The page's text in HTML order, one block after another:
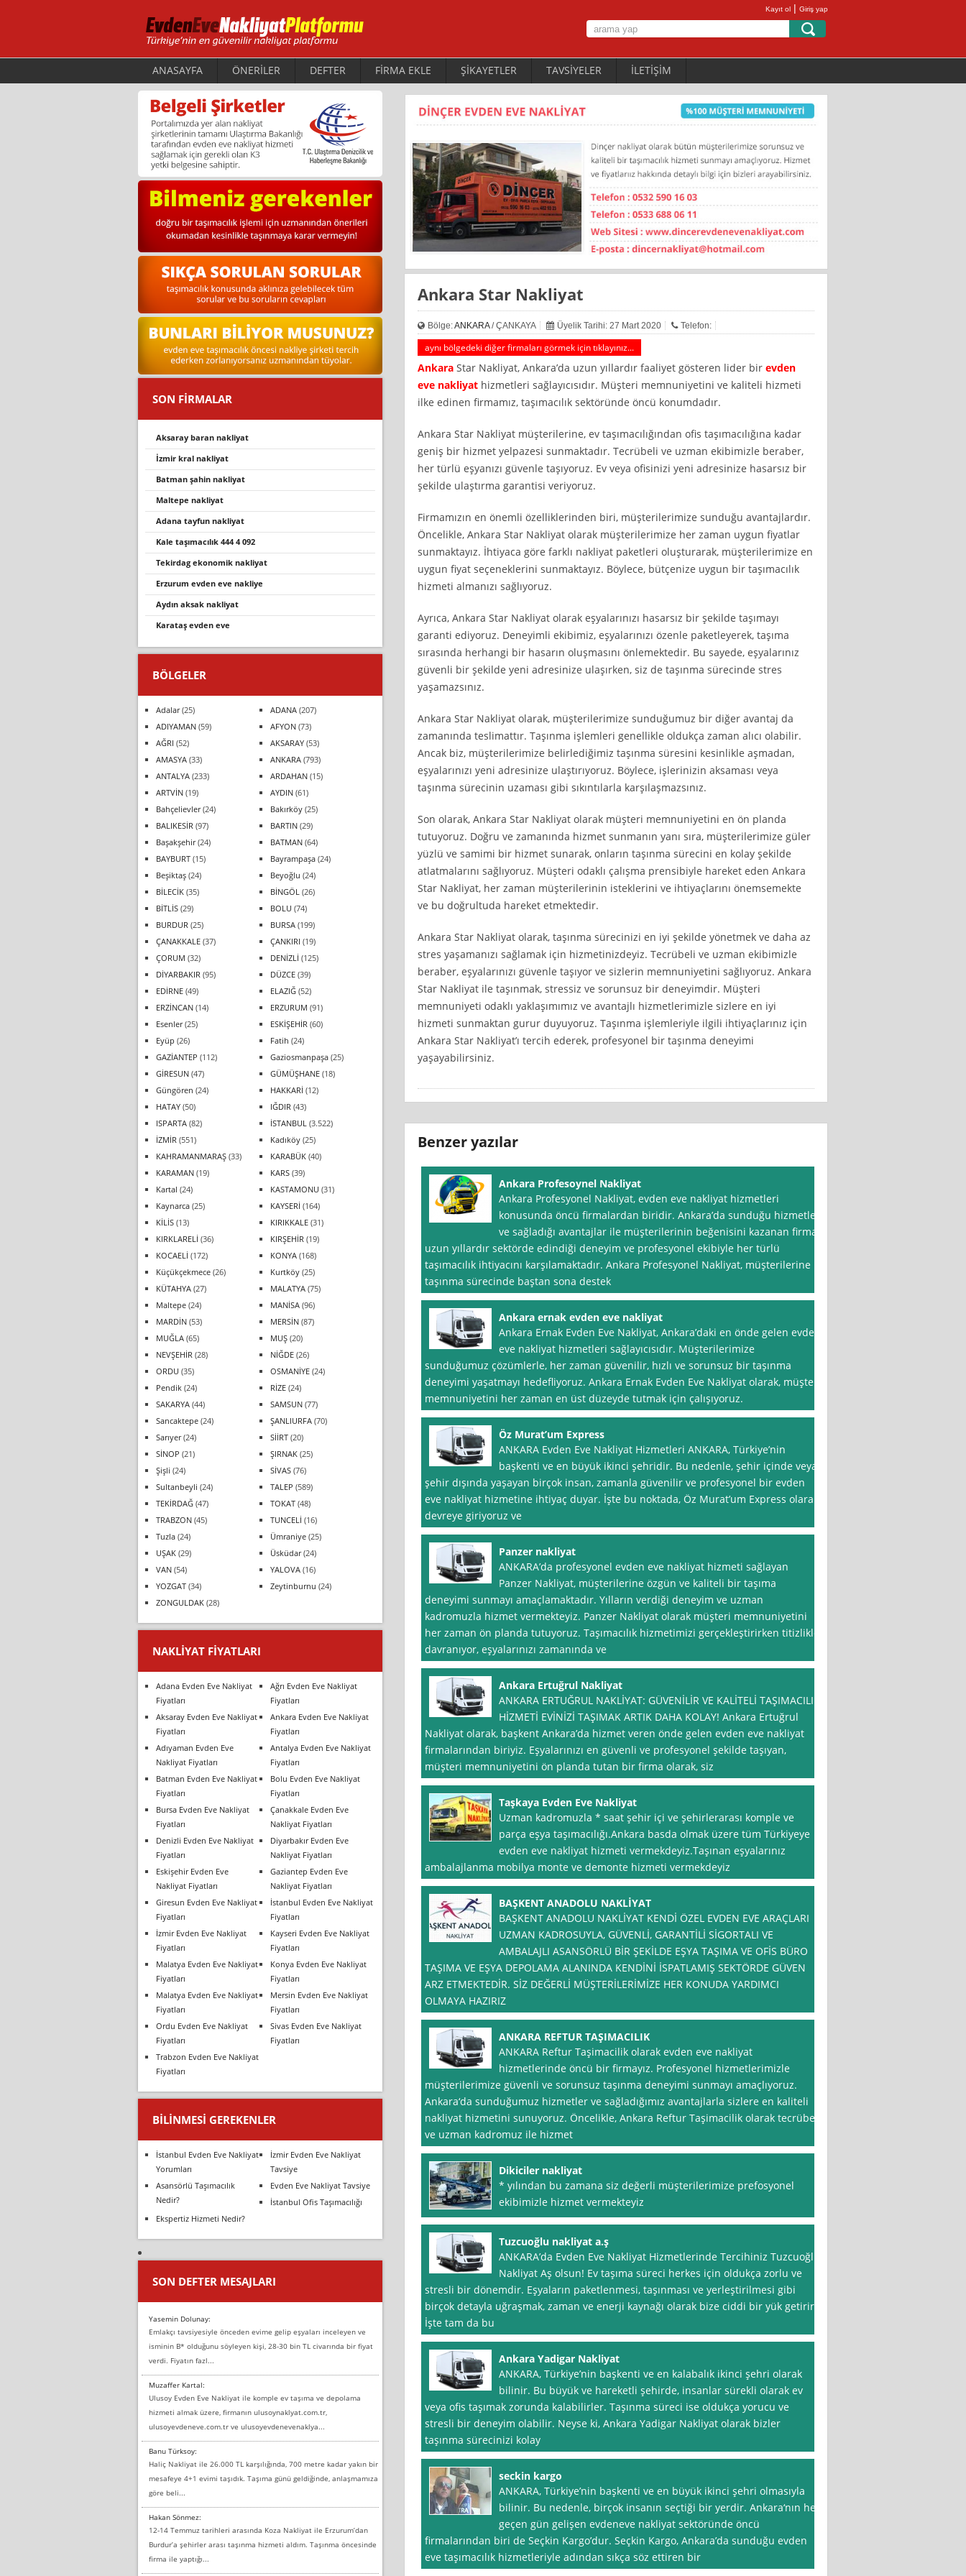
Kayıt ol | Giriş yap
ANASAYFA ÖNERİLER DEFTER FİRMA EKLE ŞİKAYETLER TAVSİYELER İLETİŞİM
Ankara Star Nakliyat
Bölge:ANKARA/ ÇANKAYA Üyelik Tarihi: 27 Mart 2020 Telefon:
aynı bölgedeki diğer firmaları görmek için tıklayınız...
AnkaraStar Nakliyat, Ankara’da uzun yıllardır faaliyet gösteren lider bir evden
eve nakliyathizmetleri sağlayıcısıdır. Müşteri memnuniyetini ve kaliteli hizmeti
ilke edinen firmamız, taşımacılık sektöründe öncü konumdadır.
Ankara Star Nakliyat müşterilerine, ev taşımacılığından ofis taşımacılığına kadar
geniş bir hizmet yelpazesi sunmaktadır. Tecrübeli ve uzman ekibimizle beraber,
her türlü eşyanızı güvenle taşıyoruz. Ev veya ofisinizi yeni adresinize hasarsız bir
şekilde ulaştırma garantisi veriyoruz.
Firmamızın en önemli özelliklerinden biri, müşterilerimize sunduğu avantajlardır.
Öncelikle, Ankara Star Nakliyat olarak müşterilerimize her zaman uygun fiyatlar
sunmaktayız. İhtiyaca göre farklı nakliyat paketleri oluşturarak, müşterilerimize en
uygun fiyat seçeneklerini sunmaktayız. Böylece, bütçenize uygun bir taşımacılık
hizmeti almanızı sağlıyoruz.
Ayrıca, Ankara Star Nakliyat olarak eşyalarınızı hasarsız bir şekilde taşımayı
garanti ediyoruz. Deneyimli ekibimiz, eşyalarınızı özenle paketleyerek, taşıma
sırasında herhangi bir hasarın oluşmasını önlemektedir. Bu sayede, eşyalarınız
güvenli bir şekilde yeni adresinize ulaşırken, siz de taşınma sürecinde stres
yaşamazsınız.
Ankara Star Nakliyat olarak, müşterilerimize sunduğumuz bir diğer avantaj da
zamanında teslimattır. Taşınma işlemleri genellikle oldukça zaman alıcı olabilir.
Ancak biz, müşterilerimize belirlediğimiz taşınma süresini kesinlikle aşmadan,
eşyalarınızı yeni adresinize ulaştırıyoruz. Böylece, işlerinizin aksaması veya
taşınma sürecinin uzaması gibi sıkıntılarla karşılaşmazsınız.
Son olarak, Ankara Star Nakliyat olarak müşteri memnuniyetini en ön planda
tutuyoruz. Doğru ve zamanında hizmet sunmanın yanı sıra, müşterilerimize güler
yüzlü ve samimi bir hizmet sunarak, onların taşınma sürecini en kolay şekilde
atlatmalarını sağlıyoruz. Müşteri odaklı çalışma prensibiyle hareket eden Ankara
Star Nakliyat, her zaman müşterilerinin isteklerini ve ihtiyaçlarını önemsemekte
ve bu doğrultuda hareket etmektedir.
Ankara Star Nakliyat olarak, taşınma sürecinizi en iyi şekilde yönetmek ve daha az
stres yaşamanızı sağlamak için hizmetinizdeyiz. Tecrübeli ve uzman ekibimizle
beraber, eşyalarınızı güvenle taşıyor ve sizlerin memnuniyetini sağlıyoruz. Ankara
Star Nakliyat ile taşınmak, stressiz ve sorunsuz bir deneyimdir. Müşteri
memnuniyeti odaklı yaklaşımımız ve avantajlı hizmetlerimizle sizlere en iyi
hizmeti sunmaktan gurur duyuyoruz. Taşınma işlemleriyle ilgili ihtiyaçlarınız için
Ankara Star Nakliyat’ı tercih ederek, profesyonel bir taşınma deneyimi
yaşayabilirsiniz.
Benzer yazılar
Ankara Profesoynel Nakliyat
Ankara Profesyonel Nakliyat, evden eve nakliyat hizmetleri
konusunda öncü firmalardan biridir. Ankara’da sunduğu hizmetler
ve sağladığı avantajlar ile müşterilerinin beğenisini kazanan firma,
uzun yıllardır sektörde edindiği deneyim ve profesyonel ekibiyle her türlü
taşımacılık ihtiyacını karşılamaktadır. Ankara Profesyonel Nakliyat, müşterilerine
taşınma sürecinde baştan sona destek
Ankara ernak evden eve nakliyat
Ankara Ernak Evden Eve Nakliyat, Ankara’daki en önde gelen evden
eve nakliyat hizmetleri sağlayıcısıdır. Müşterilerimize
sunduğumuz çözümlerle, her zaman güvenilir, hızlı ve sorunsuz bir taşınma
deneyimi yaşatmayı hedefliyoruz. Ankara Ernak Evden Eve Nakliyat olarak, müşteri
memnuniyetini her zaman en üst düzeyde tutmak için çalışıyoruz.
Öz Murat’um Express
ANKARA Evden Eve Nakliyat Hizmetleri ANKARA, Türkiye’nin
başkenti ve en büyük ikinci şehridir. Bu nedenle, şehir içinde veya
şehir dışında yaşayan birçok insan, zamanla güvenilir ve profesyonel bir evden
eve nakliyat hizmetine ihtiyaç duyar. İşte bu noktada, Öz Murat’um Express olarak
devreye giriyoruz ve
Panzer nakliyat
ANKARA’da profesyonel evden eve nakliyat hizmeti sağlayan
Panzer Nakliyat, müşterilerine özgün ve kaliteli bir taşıma
deneyimi sunmayı amaçlamaktadır. Yılların verdiği deneyim ve uzman
kadromuzla hizmet vermekteyiz. Panzer Nakliyat olarak müşteri memnuniyetini
her zaman ön planda tutuyoruz. Taşımacılık hizmetimizi gerçekleştirirken titizlikle
davranıyor, eşyalarınızı zamanında ve
Ankara Ertuğrul Nakliyat
ANKARA ERTUĞRUL NAKLİYAT: GÜVENİLİR VE KALİTELİ TAŞIMACILIK
HİZMETİ EVİNİZİ TAŞIMAK ARTIK DAHA KOLAY! Ankara Ertuğrul
Nakliyat olarak, başkent Ankara’da hizmet veren önde gelen evden eve nakliyat
firmalarından biriyiz. Eşyalarınızı en güvenli ve profesyonel şekilde taşıyan,
müşteri memnuniyetini ön planda tutan bir firma olarak, siz
Taşkaya Evden Eve Nakliyat
Uzman kadromuzla * saat şehir içi ve şehirlerarası komple ve
parça eşya taşımacılığı.Ankara basda olmak üzere tüm Türkiyeye
evden eve nakliyat hizmeti vermekdeyiz.Taşınan eşyalarınız
ambalajlanma mobilya monte ve demonte hizmeti vermekdeyiz
BAŞKENT ANADOLU NAKLİYAT
BAŞKENT ANADOLU NAKLİYAT KENDİ ÖZEL EVDEN EVE ARAÇLARI
UZMAN KADROSUYLA, GÜVENLİ, GARANTİLİ SİGORTALI VE
AMBALAJLI ASANSÖRLÜ BİR ŞEKİLDE EŞYA TAŞIMA VE OFİS BÜRO
TAŞIMA VE EŞYA DEPOLAMA ALANINDA KENDİNİ İSPATLAMIŞ SEKTÖRDE GÜVEN
ARZ ETMEKTEDİR. SİZ DEĞERLİ MÜŞTERİLERİMİZE HER KONUDA YARDIMCI
OLMAYA HAZIRIZ
ANKARA REFTUR TAŞIMACILIK
ANKARA Reftur Taşimacilik olarak evden eve nakliyat
hizmetlerinde öncü bir firmayız. Profesyonel hizmetlerimizle
müşterilerimize güvenli ve sorunsuz taşınma deneyimi sunmayı amaçlıyoruz.
Ankara‘da sunduğumuz hizmetler ve sağladığımız avantajlarla sizlere en kaliteli
nakliyat hizmetini sunuyoruz. Öncelikle, Ankara Reftur Taşimacilik olarak tecrübeli
ve uzman kadromuz ile hizmet
Dikiciler nakliyat
* yılından bu zamana siz değerli müşterilerimize prefosyonel
ekibimizle hizmet vermekteyiz
Tuzcuoğlu nakliyat a.ş
ANKARA’da Evden Eve Nakliyat Hizmetlerinde Tercihiniz Tuzcuoğlu
Nakliyat Aş olsun! Ev taşıma süreci herkes için oldukça zorlu ve
stresli bir dönemdir. Eşyaların paketlenmesi, taşınması ve yerleştirilmesi gibi
birçok detayla uğraşmak, zaman ve enerji kaynağı olarak bize ciddi bir yük getirir.
İşte tam da bu
Ankara Yadigar Nakliyat
ANKARA, Türkiye’nin başkenti ve en kalabalık ikinci şehri olarak
bilinir. Bu büyük ve hareketli şehirde, insanlar sürekli olarak ev
veya ofis taşımak zorunda kalabilirler. Taşınma süreci ise oldukça yorucu ve
stresli bir deneyim olabilir. Neyse ki, Ankara Yadigar Nakliyat olarak bizler
taşınma sürecinizi kolay
seckin kargo
ANKARA, Türkiye’nin başkenti ve en büyük ikinci şehri olmasıyla
bilinir. Bu nedenle, birçok insanın seçtiği bir yerdir. Ankara‘nın her
geçen gün gelişen evdeneve nakliyat sektöründe öncü
firmalarından biri de Seçkin Kargo’dur. Seçkin Kargo, Ankara’da sunduğu evden
eve taşımacılık hizmetleriyle adından sıkça söz ettiren bir
SON FİRMALAR
aksaray baran nakliyat
i̇zmir kral nakliyat
batman şahin nakliyat
maltepe nakliyat
adana tayfun nakliyat
kale taşimacilik 444 4 092
tekirdag ekonomik nakliyat
erzurum evden eve nakliye
aydın aksak nakliyat
karataş evden eve
BÖLGELER
Adalar(25) ADANA (207)
ADIYAMAN (59) AFYON (73)
AĞRI (52) AKSARAY (53)
AMASYA (33) ANKARA (793)
ANTALYA (233) ARDAHAN (15)
ARTVİN (19) AYDIN (61)
Bahçelievler(24) Bakırköy (25)
BALIKESİR (97) BARTIN (29)
Başakşehir(24) BATMAN (64)
BAYBURT (15) Bayrampaşa (24)
Beşiktaş (24) Beyoğlu (24)
BİLECİK (35) BİNGÖL (26)
BİTLİS (29) BOLU (74)
BURDUR (25) BURSA (199)
ÇANAKKALE (37) ÇANKIRI (19)
ÇORUM (32) DENİZLİ (125)
DİYARBAKIR (95) DÜZCE (39)
EDİRNE (49) ELAZIĞ (52)
ERZİNCAN (14) ERZURUM (91)
Esenler(25) ESKİŞEHİR (60)
Eyüp (26) Fatih (24)
GAZİANTEP (112) Gaziosmanpaşa (25)
GİRESUN (47) GÜMÜŞHANE (18)
Güngören (24) HAKKARİ (12)
HATAY (50) IĞDIR (43)
ISPARTA (82) İSTANBUL (3.522)
İZMİR (551) Kadıköy (25)
KAHRAMANMARAŞ (33) KARABÜK (40)
KARAMAN (19) KARS (39)
Kartal (24) KASTAMONU (31)
Kaynarca (25) KAYSERİ (164)
KİLİS (13) KIRIKKALE (31)
KIRKLARELİ (36) KIRŞEHİR (19)
KOCAELİ (172) KONYA (168)
Küçükçekmece (26) Kurtköy (25)
KÜTAHYA (27) MALATYA (75)
Maltepe (24) MANİSA (96)
MARDİN (53) MERSİN (87)
MUĞLA (65) MUŞ (20)
NEVŞEHİR (28) NİĞDE (26)
ORDU (35) OSMANİYE (24)
Pendik (24) RİZE (24)
SAKARYA (44) SAMSUN (77)
Sancaktepe (24) ŞANLIURFA (70)
Sarıyer(24) SİİRT (20)
SİNOP (21) ŞIRNAK (25)
Şişli (24) SİVAS (76)
Sultanbeyli (24) TALEP (589)
TEKİRDAĞ (47) TOKAT (48)
TRABZON (45) TUNCELİ (16)
Tuzla (24) Ümraniye (25)
UŞAK (29) Üsküdar(24)
VAN (54) YALOVA (16)
YOZGAT (34) Zeytinburnu (24)
ZONGULDAK (28)
NAKLIYAT FIYATLARI
Adana Evden Eve Nakliyat
Fiyatları
Ağrı Evden Eve Nakliyat
Fiyatları
Aksaray Evden Eve Nakliyat
Fiyatları
Ankara Evden Eve Nakliyat
Fiyatları
Adıyaman Evden Eve
Nakliyat Fiyatları
Antalya Evden Eve Nakliyat
Fiyatları
Batman Evden Eve Nakliyat
Fiyatları
Bolu Evden Eve Nakliyat
Fiyatları
Bursa Evden Eve Nakliyat
Fiyatları
Çanakkale Evden Eve
Nakliyat Fiyatları
Denizli Evden Eve Nakliyat
Fiyatları
Diyarbakır Evden Eve
Nakliyat Fiyatları
Eskişehir Evden Eve
Nakliyat Fiyatları
Gaziantep Evden Eve
Nakliyat Fiyatları
Giresun Evden Eve Nakliyat
Fiyatları
İstanbul Evden Eve Nakliyat
Fiyatları
İzmir Evden Eve Nakliyat
Fiyatları
Kayseri Evden Eve Nakliyat
Fiyatları
Malatya Evden Eve Nakliyat
Fiyatları
Konya Evden Eve Nakliyat
Fiyatları
Malatya Evden Eve Nakliyat
Fiyatları
Mersin Evden Eve Nakliyat
Fiyatları
Ordu Evden Eve Nakliyat
Fiyatları
Sivas Evden Eve Nakliyat
Fiyatları
Trabzon Evden Eve Nakliyat
Fiyatları
BILINMESI GEREKENLER
İstanbul Evden Eve Nakliyat
Yorumları
İzmir Evden Eve Nakliyat
Tavsiye
Asansörlü Taşımacılık
Nedir?
Evden Eve Nakliyat Tavsiye
İstanbul Ofis Taşımacılığı
Ekspertiz Hizmeti Nedir?
SON DEFTER MESAJLARI
Yasemin Dolunay:
Emlakçı tavsiyesiyle önceden evime gelip eşyaları inceleyen ve
isminin B* olduğunu söyleyen kişi, 28-30 bin TL civarında bir fiyat
verdi. Fiyatın fazl...
Muzaffer Kartal:
Ulusoy Evden Eve Nakliyat ile komple ev taşıma ve depolama
hizmeti almak üzere, firmanın ulusoynaklyat.com.tr,
ulusoyevdeneve.com.tr ve ulusoyevdenevenaklya...
Banu Türksoy:
Haliç Nakliyat ile 26.000 TL karşılığında, 700 metre kadar yakın bir
mesafeye 4+1 evimi taşıdık. Taşıma günü geldiğinde, anlaşmamıza
göre beli...
Hakan Sönmez:
12-14 Temmuz tarihleri arasında Koza Nakliyat ile Erzurum’dan
Burdur’a şehirler arası taşınma hizmeti aldım. Taşınma öncesinde
firma ile yaptığı...